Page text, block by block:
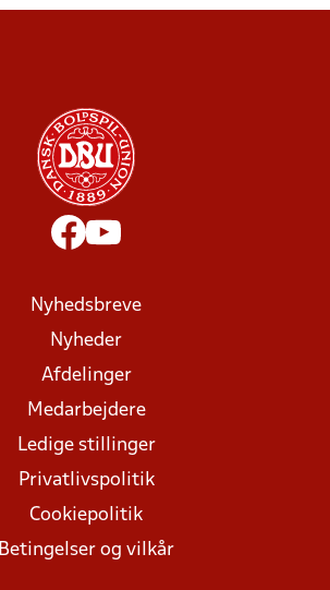
Nyhedsbreve
Nyheder
Afdelinger
Medarbejdere
Ledige stillinger
Privatlivspolitik
Cookiepolitik
Betingelser og vilkår